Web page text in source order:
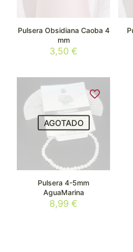
Pulsera Obsidiana Caoba 4
mm
3,50€
AGOTADO
Pulsera 4-5mm
AguaMarina
8,99€